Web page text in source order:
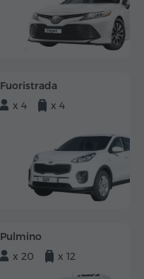
Fuoristrada
x 4
x 4
Pulmino
x 20
x 12